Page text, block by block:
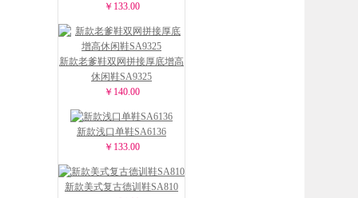
￥133.00
新款老爹鞋双网拼接厚底增高
休闲鞋SA9325
￥140.00
新款浅口单鞋SA6136
￥133.00
新款美式复古德训鞋SA810